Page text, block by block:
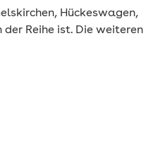
Hückeswagen,
Reihe ist. Die weiteren